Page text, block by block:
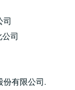
司
司
份有限公司.